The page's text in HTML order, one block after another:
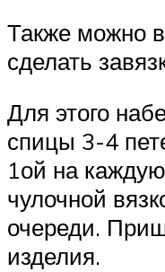
Также можно
сделать
Для этого
спицы 3-4
1ой на
чулочной
очереди.
изделия.